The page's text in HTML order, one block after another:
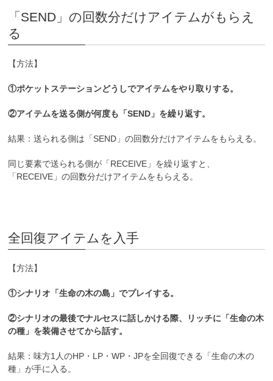
「SEND」の回数分だけアイテムがもらえ
る
【方法】
①ポケットステーションどうしでアイテムをやり取りする。
②アイテムを送る側が何度も「SEND」を繰り返す。
結果：送られる側は「SEND」の回数分だけアイテムをもらえる。
同じ要素で送られる側が「RECEIVE」を繰り返すと、
「RECEIVE」の回数分だけアイテムをもらえる。
全回復アイテムを入手
【方法】
①シナリオ「生命の木の島」でプレイする。
②シナリオの最後でナルセスに話しかける際、リッチに「生命の木
の種」を装備させてから話す。
結果：味方1人のHP・LP・WP・JPを全回復できる「生命の木の
種」が手に入る。